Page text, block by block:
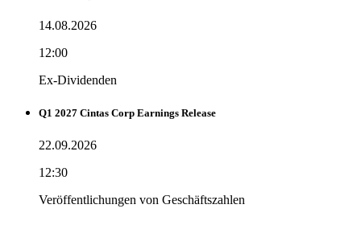
14.08.2026
12:00
Ex-Dividenden
Q1 2027 Cintas Corp Earnings Release
22.09.2026
12:30
Veröffentlichungen von Geschäftszahlen